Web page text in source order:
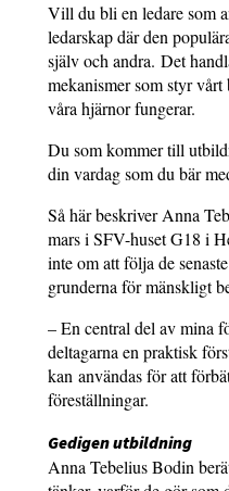
Vill du bli en ledare som
ledarskap där den
själv och andra. Det
mekanismer som styr
våra hjärnor fungerar.
Du som kommer till
din vardag som du bär
Så här beskriver Anna
mars i SFV-huset G18 i
inte om att följa de
grunderna för mänskligt
– En central del av mina
deltagarna en praktisk
kan användas för att
föreställningar.
Gedigen utbildning
Anna Tebelius Bodin